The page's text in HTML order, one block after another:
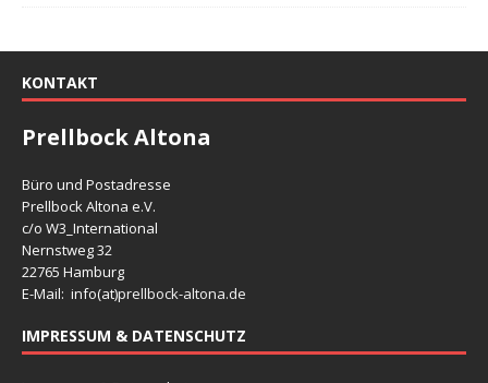
KONTAKT
Prellbock Altona
Büro und Postadresse
Prellbock Altona e.V.
c/o W3_International
Nernstweg 32
22765 Hamburg
E-Mail: info(at)prellbock-altona.de
IMPRESSUM & DATENSCHUTZ